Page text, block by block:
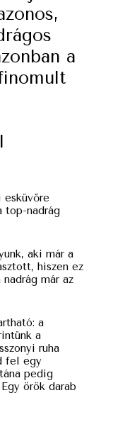
a
top-nadrág
aki már a
hiszen ez
már az
a
a
ruha
fel egy
pedig
örök darab